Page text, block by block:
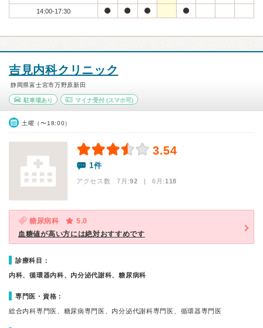
14:00-17:30
吉見内科クリニック
静岡県富士宮市万野原新田
駐車場あり マイナ受付(スマホ可)
土曜（〜18:00）
3.54
1件
アクセス数 7月:92 | 6月:118
糖尿病科
5.0
血糖値が高い方には絶対おすすめです
診療科目：
内科、循環器内科、内分泌代謝科、糖尿病科
専門医・資格：
総合内科専門医、糖尿病専門医、内分泌代謝科専門医、循環器専門医